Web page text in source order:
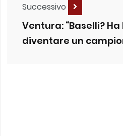
Successivo
Ventura: “Baselli?
diventare un